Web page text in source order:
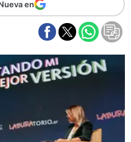
campo
empresas
en